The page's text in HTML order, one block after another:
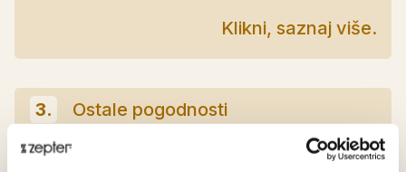
Klikni, saznaj više.
3. Ostale pogodnosti